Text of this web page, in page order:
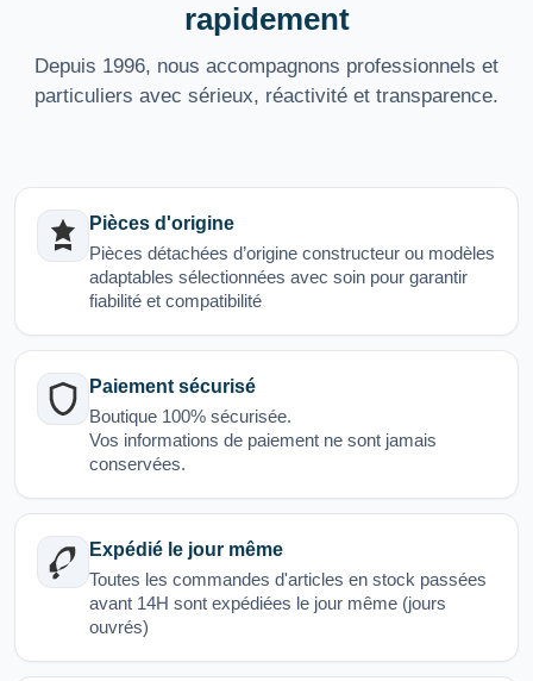
rapidement
Depuis 1996, nous accompagnons professionnels et
particuliers avec sérieux, réactivité et transparence.
Pièces d'origine
Pièces détachées d’origine constructeur ou modèles
adaptables sélectionnées avec soin pour garantir
fiabilité et compatibilité
Paiement sécurisé
Boutique 100% sécurisée.
Vos informations de paiement ne sont jamais
conservées.
Expédié le jour même
Toutes les commandes d'articles en stock passées
avant 14H sont expédiées le jour même (jours
ouvrés)